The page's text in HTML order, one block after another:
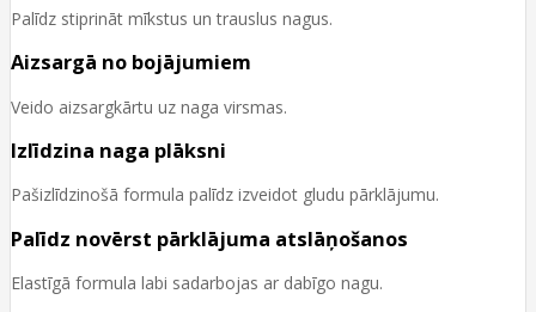
Palīdz stiprināt mīkstus un trauslus nagus.
Aizsargā no bojājumiem
Veido aizsargkārtu uz naga virsmas.
Izlīdzina naga plāksni
Pašizlīdzinošā formula palīdz izveidot gludu pārklājumu.
Palīdz novērst pārklājuma atslāņošanos
Elastīgā formula labi sadarbojas ar dabīgo nagu.